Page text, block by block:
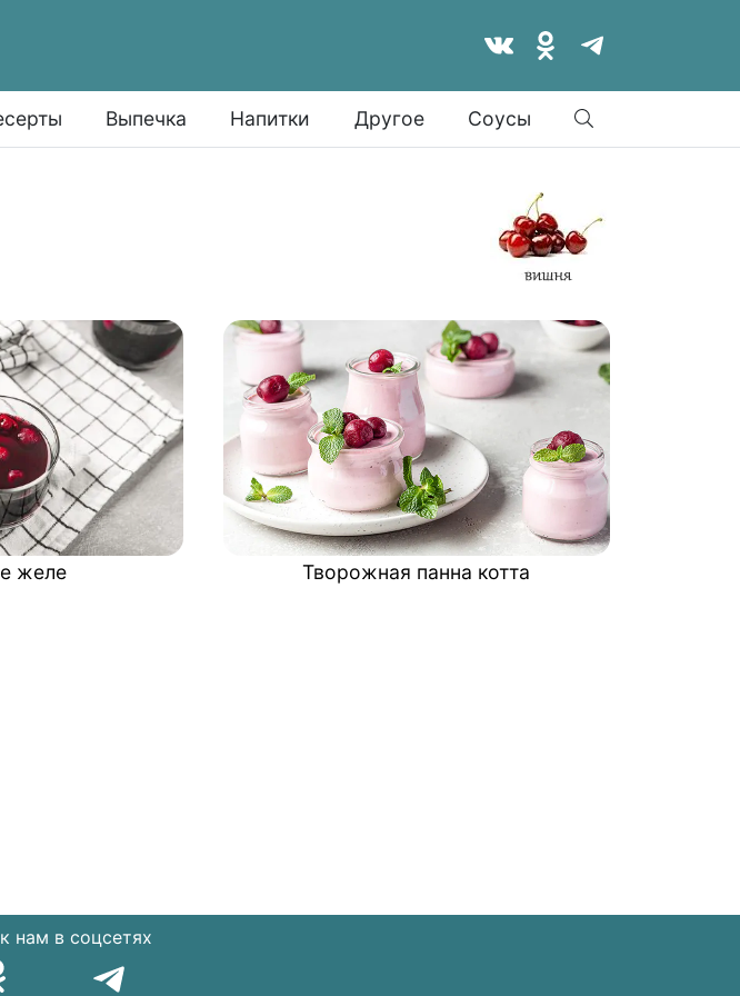
Выпечка Напитки Другое Соусы
Найти
желе Творожная панна котта
нам в соцсетях